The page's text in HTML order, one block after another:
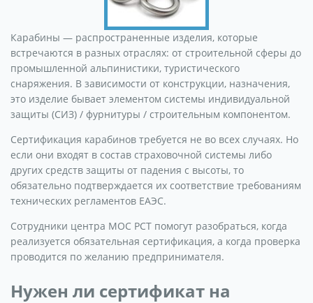
Карабины — распространенные изделия, которые
встречаются в разных отраслях: от строительной сферы до
промышленной альпинистики, туристического
снаряжения. В зависимости от конструкции, назначения,
это изделие бывает элементом системы индивидуальной
защиты (СИЗ) / фурнитуры / строительным компонентом.
Сертификация карабинов требуется не во всех случаях. Но
если они входят в состав страховочной системы либо
других средств защиты от падения с высоты, то
обязательно подтверждается их соответствие требованиям
технических регламентов ЕАЭС.
Сотрудники центра МОС РСТ помогут разобраться, когда
реализуется обязательная сертификация, а когда проверка
проводится по желанию предпринимателя.
Нужен ли сертификат на